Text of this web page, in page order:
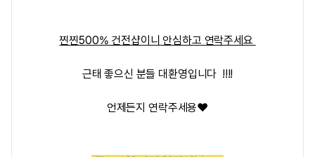
찐찐500% 건전샵이니 안심하고 연락주세요
근태 좋으신 분들 대환영입니다 !!!!
언제든지 연락주세용❤️